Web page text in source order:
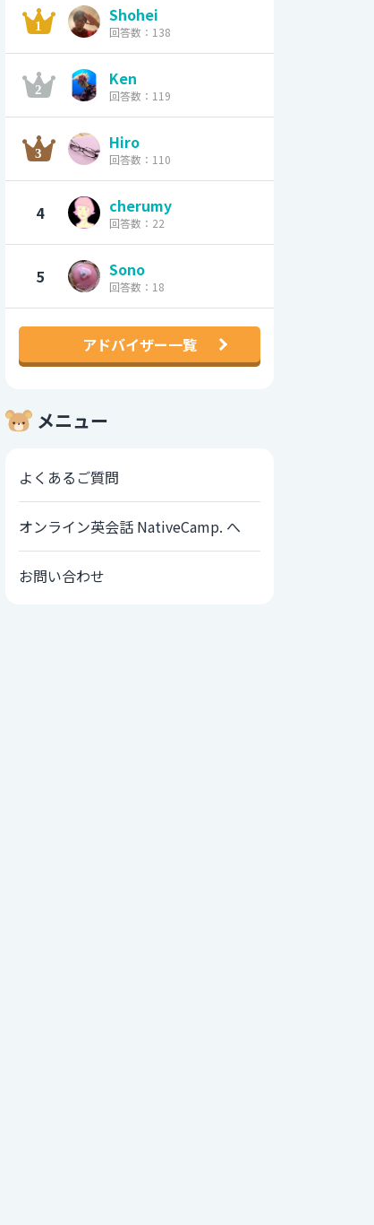
Shohei
回答数：138
Ken
回答数：119
Hiro
回答数：110
4 cherumy
回答数：22
5 Sono
回答数：18
アドバイザー一覧
メニュー
よくあるご質問
オンライン英会話 NativeCamp. へ
お問い合わせ